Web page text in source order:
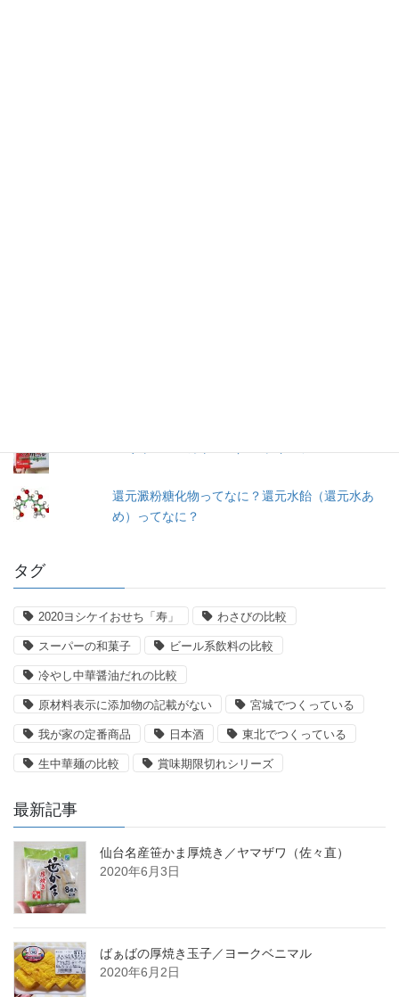
還元澱粉糖化物ってなに？還元水飴（還元水あ
め）ってなに？
タグ
2020ヨシケイおせち「寿」 わさびの比較
スーパーの和菓子 ビール系飲料の比較
冷やし中華醤油だれの比較
原材料表示に添加物の記載がない 宮城でつくっている
我が家の定番商品 日本酒 東北でつくっている
生中華麺の比較 賞味期限切れシリーズ
最新記事
仙台名産笹かま厚焼き／ヤマザワ（佐々直）
2020年6月3日
ばぁばの厚焼き玉子／ヨークベニマル
2020年6月2日